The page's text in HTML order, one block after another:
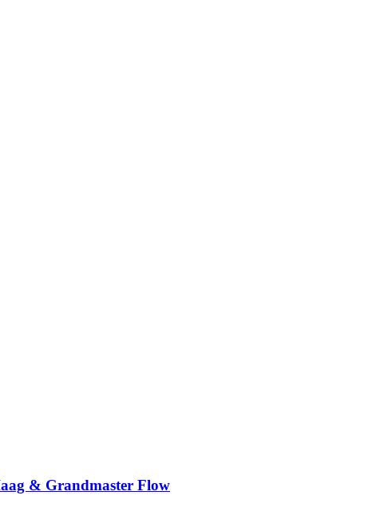
& Grandmaster Flow